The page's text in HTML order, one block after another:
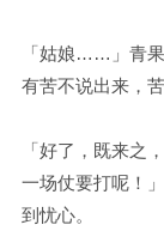
「姑娘……」青
有苦不说出来，
「好了，既来之
一场仗要打呢！
到忧心。